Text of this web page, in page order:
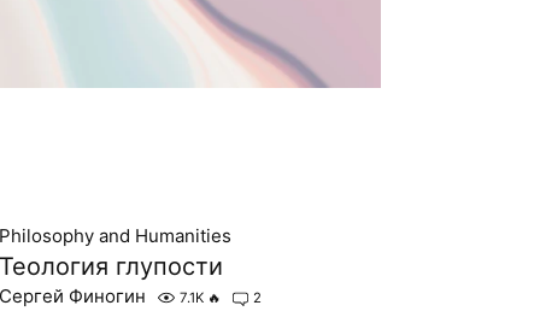
and Humanities
глупости
Финогин 7.1K 🔥 2